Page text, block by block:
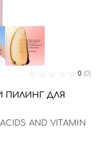
уход
0 (0)
ПИЛИНГ ДЛЯ
AND VITAMIN